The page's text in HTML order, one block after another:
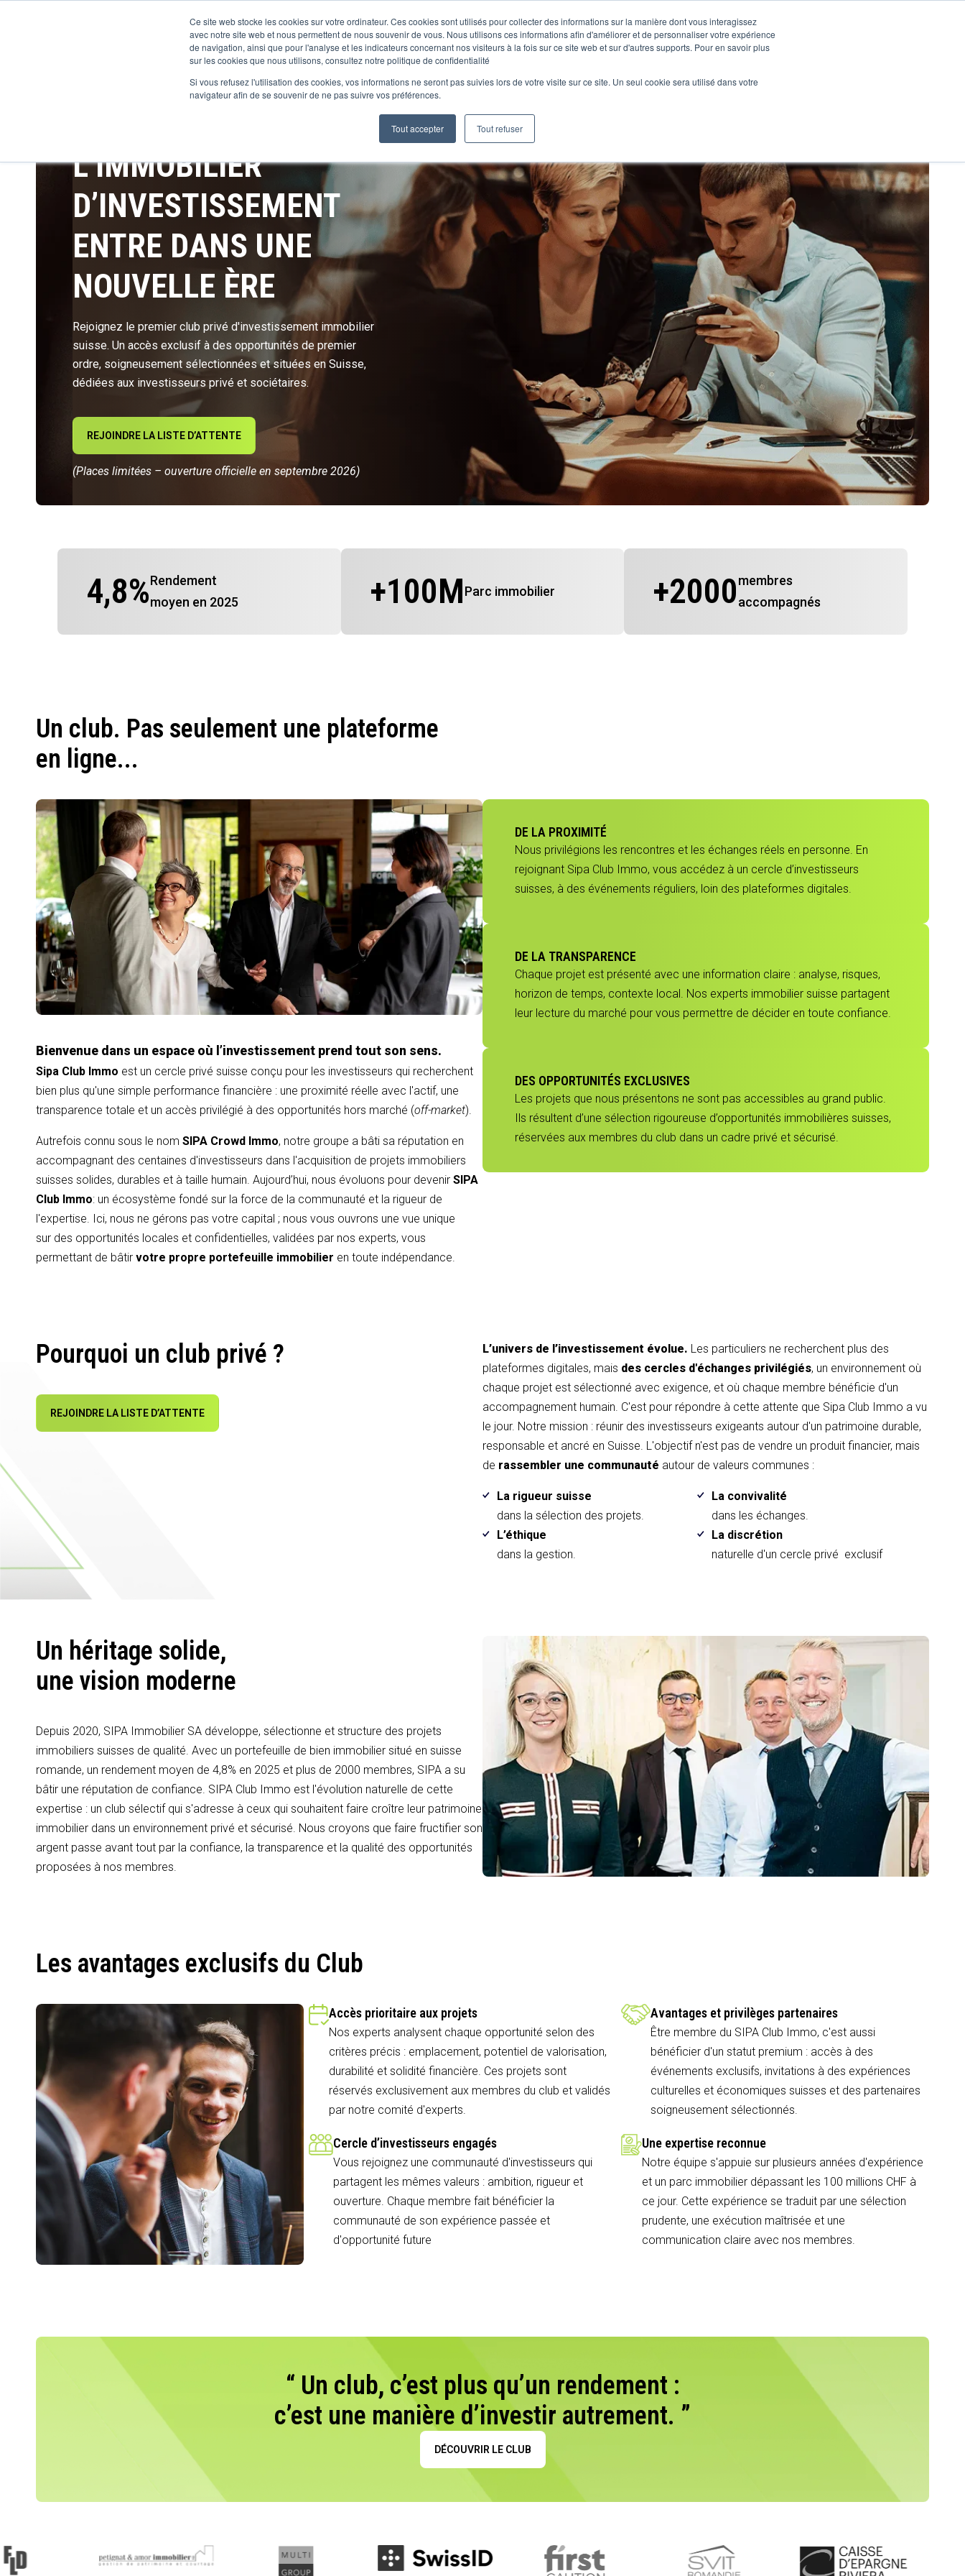
Ce site web stocke les cookies sur votre ordinateur. Ces cookies sont utilisés pour collecter des informations sur la manière dont vous interagissez
avec notre site web et nous permettent de nous souvenir de vous. Nous utilisons ces informations afin d'améliorer et de personnaliser votre expérience
de navigation, ainsi que pour l'analyse et les indicateurs concernant nos visiteurs à la fois sur ce site web et sur d'autres supports. Pour en savoir plus
sur les cookies que nous utilisons, consultez notre politique de confidentialité
Si vous refusez l'utilisation des cookies, vos informations ne seront pas suivies lors de votre visite sur ce site. Un seul cookie sera utilisé dans votre
navigateur afin de se souvenir de ne pas suivre vos préférences.
Tout accepter Tout refuser
Le ClubNos réalisationsActualités
L’IMMOBILIER
D’INVESTISSEMENT
ENTRE DANS UNE
NOUVELLE ÈRE
Rejoignez le premier club privé d'investissement immobilier
suisse. Un accès exclusif à des opportunités de premier
ordre, soigneusement sélectionnées et situées en Suisse,
dédiées aux investisseurs privé et sociétaires.
REJOINDRE LA LISTE D’ATTENTE
(Places limitées – ouverture officielle en septembre 2026)
4,8%Rendement
moyen en 2025
+100MParc immobilier +2000membres
accompagnés
Un club. Pas seulement une plateforme
en ligne...
Bienvenue dans un espace où l’investissement prend tout son sens.
Sipa Club Immo est un cercle privé suisse conçu pour les investisseurs qui recherchent
bien plus qu'une simple performance financière : une proximité réelle avec l'actif, une
transparence totale et un accès privilégié à des opportunités hors marché (off-market).
Autrefois connu sous le nom SIPA Crowd Immo, notre groupe a bâti sa réputation en
accompagnant des centaines d'investisseurs dans l'acquisition de projets immobiliers
suisses solides, durables et à taille humain. Aujourd’hui, nous évoluons pour devenir SIPA
Club Immo: un écosystème fondé sur la force de la communauté et la rigueur de
l'expertise. Ici, nous ne gérons pas votre capital ; nous vous ouvrons une vue unique
sur des opportunités locales et confidentielles, validées par nos experts, vous
permettant de bâtir votre propre portefeuille immobilier en toute indépendance.
DE LA PROXIMITÉ
Nous privilégions les rencontres et les échanges réels en personne. En
rejoignant Sipa Club Immo, vous accédez à un cercle d’investisseurs
suisses, à des événements réguliers, loin des plateformes digitales.
DE LA TRANSPARENCE
Chaque projet est présenté avec une information claire : analyse, risques,
horizon de temps, contexte local. Nos experts immobilier suisse partagent
leur lecture du marché pour vous permettre de décider en toute confiance.
DES OPPORTUNITÉS EXCLUSIVES
Les projets que nous présentons ne sont pas accessibles au grand public.
Ils résultent d’une sélection rigoureuse d’opportunités immobilières suisses,
réservées aux membres du club dans un cadre privé et sécurisé.
Pourquoi un club privé ?
REJOINDRE LA LISTE D’ATTENTE
L’univers de l’investissement évolue. Les particuliers ne recherchent plus des
plateformes digitales, mais des cercles d'échanges privilégiés, un environnement où
chaque projet est sélectionné avec exigence, et où chaque membre bénéficie d'un
accompagnement humain. C'est pour répondre à cette attente que Sipa Club Immo a vu
le jour. Notre mission : réunir des investisseurs exigeants autour d'un patrimoine durable,
responsable et ancré en Suisse. L'objectif n'est pas de vendre un produit financier, mais
de rassembler une communauté autour de valeurs communes :
La rigueur suisse
dans la sélection des projets.
La convivalité
dans les échanges.
L’éthique
dans la gestion.
La discrétion
naturelle d'un cercle privé exclusif
Un héritage solide,
une vision moderne
Depuis 2020, SIPA Immobilier SA développe, sélectionne et structure des projets
immobiliers suisses de qualité. Avec un portefeuille de bien immobilier situé en suisse
romande, un rendement moyen de 4,8% en 2025 et plus de 2000 membres, SIPA a su
bâtir une réputation de confiance. SIPA Club Immo est l'évolution naturelle de cette
expertise : un club sélectif qui s'adresse à ceux qui souhaitent faire croître leur patrimoine
immobilier dans un environnement privé et sécurisé. Nous croyons que faire fructifier son
argent passe avant tout par la confiance, la transparence et la qualité des opportunités
proposées à nos membres.
Les avantages exclusifs du Club
Accès prioritaire aux projets
Nos experts analysent chaque opportunité selon des
critères précis : emplacement, potentiel de valorisation,
durabilité et solidité financière. Ces projets sont
réservés exclusivement aux membres du club et validés
par notre comité d'experts.
Avantages et privilèges partenaires
Être membre du SIPA Club Immo, c'est aussi
bénéficier d'un statut premium : accès à des
événements exclusifs, invitations à des expériences
culturelles et économiques suisses et des partenaires
soigneusement sélectionnés.
Cercle d’investisseurs engagés
Vous rejoignez une communauté d'investisseurs qui
partagent les mêmes valeurs : ambition, rigueur et
ouverture. Chaque membre fait bénéficier la
communauté de son expérience passée et
d'opportunité future
Une expertise reconnue
Notre équipe s'appuie sur plusieurs années d'expérience
et un parc immobilier dépassant les 100 millions CHF à
ce jour. Cette expérience se traduit par une sélection
prudente, une exécution maîtrisée et une
communication claire avec nos membres.
“ Un club, c’est plus qu’un rendement :
c’est une manière d’investir autrement. ”
DÉCOUVRIR LE CLUB